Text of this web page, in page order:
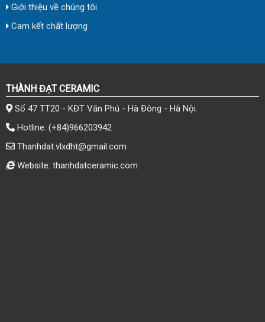
Giới thiệu về chúng tôi
Cam kết chất lượng
THÀNH ĐẠT CERAMIC
Số 47 TT20 - KĐT Văn Phú - Hà Đông - Hà Nội.
Hotline: (+84)966203942
Thanhdat.vlxdht@gmail.com
Website: thanhdatceramic.com